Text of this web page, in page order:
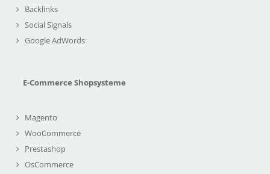
Backlinks
Social Signals
Google AdWords
E-Commerce Shopsysteme
Magento
WooCommerce
Prestashop
OsCommerce